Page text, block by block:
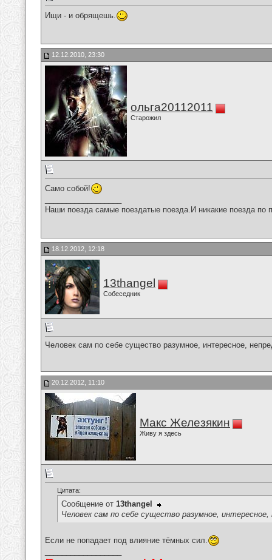
Ищи - и обрящешь.
12.12.2010, 23:30
ольга20112011
Старожил
Само собой!
Наши поезда самые поездатые поезда.И никакие поезда по
18.12.2012, 12:18
13thangel
Собеседник
Человек сам по себе существо разумное, интересное,
20.12.2012, 11:10
Макс Железякин
Живу я здесь
Цитата:
Сообщение от 13thangel
Человек сам по себе существо разумное, интересное,
Если не попадает под влияние тёмных сил.